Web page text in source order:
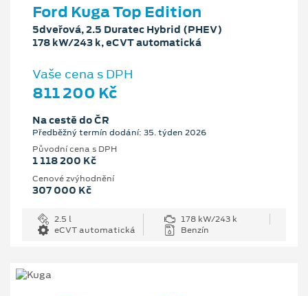
Ford Kuga Top Edition
5dveřová, 2.5 Duratec Hybrid (PHEV)
178 kW/243 k, eCVT automatická
Vaše cena s DPH
811 200 Kč
Na cestě do ČR
Předběžný termín dodání: 35. týden 2026
Původní cena s DPH
1 118 200 Kč
Cenové zvýhodnění
307 000 Kč
2.5 l
178 kW/243 k
eCVT automatická
Benzín